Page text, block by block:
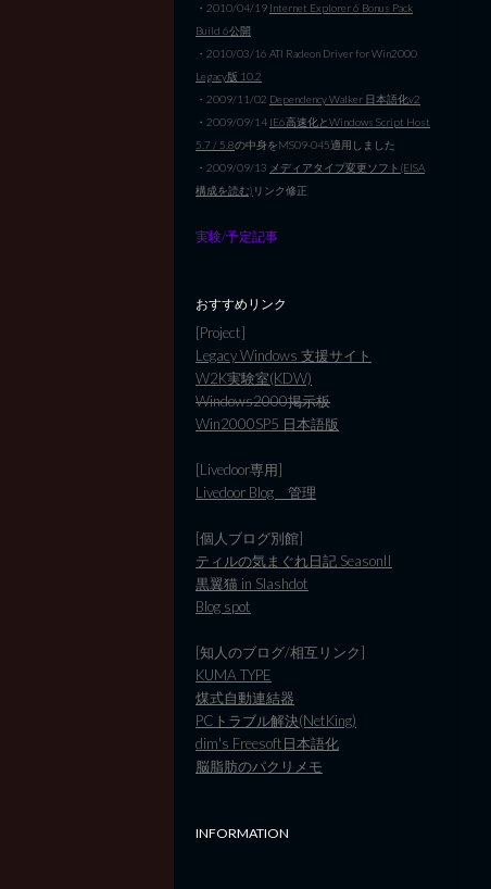
・2010/04/19 Internet Explorer 6 Bonus Pack
Build 6公開
・2010/03/16 ATI Radeon Driver for Win2000
Legacy版 10.2
・2009/11/02 Dependency Walker 日本語化v2
・2009/09/14 IE6高速化とWindows Script Host
5.7 / 5.8の中身をMS09-045適用しました
・2009/09/13 メディアタイプ変更ソフト(EISA
構成を読む) リンク修正
実験/予定記事
おすすめリンク
[Project]
Legacy Windows 支援サイト
W2K実験室(KDW)
Windows2000掲示板
Win2000SP5 日本語版
[Livedoor専用]
Livedoor Blog 管理
[個人ブログ別館]
ティルの気まぐれ日記 SeasonII
黒翼猫 in Slashdot
Blog spot
[知人のブログ/相互リンク]
KUMA TYPE
煤式自動連結器
PCトラブル解決(NetKing)
dim's Freesoft日本語化
脳脂肪のパクリメモ
INFORMATION